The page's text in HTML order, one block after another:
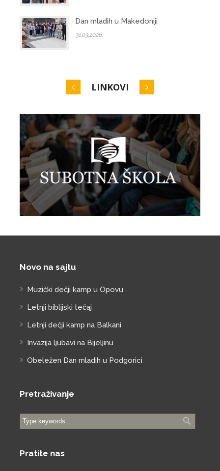
Dan mladih u Makedoniji
31.03.2026.
LINKOVI
Novo na sajtu
Muzički dečji kamp u Opovu
Letnji biblijski tečaj
Letnji dečji kamp na Balkani
Invazija ljubavi na Bijeljinu
Obeležen Dan mladih u Podgorici
Pretraživanje
Pratite nas